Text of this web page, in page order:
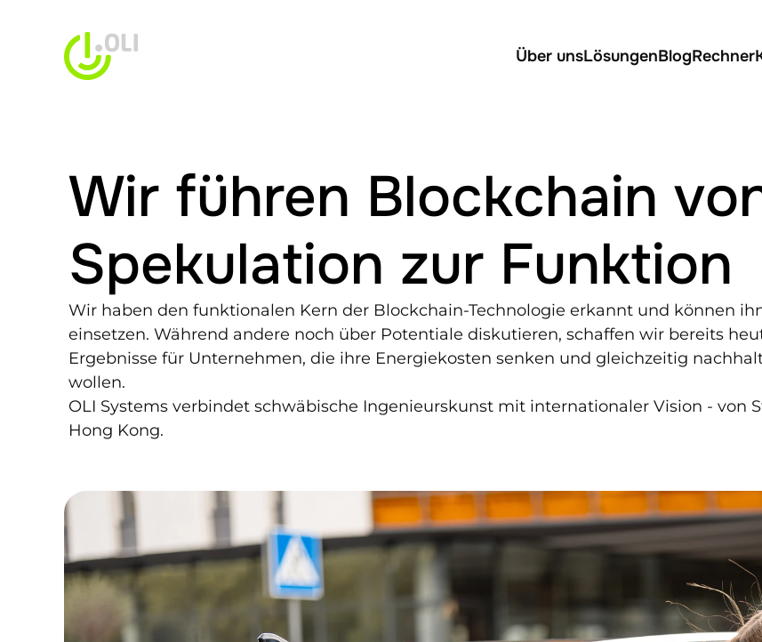
Über unsLösungenBlogRechner
Wir führen Blockchain
Spekulation zur Funktion
Wir haben den funktionalen Kern der Blockchain-Technologie erkannt und können
einsetzen. Während andere noch über Potentiale diskutieren, schaffen wir bereits
Ergebnisse für Unternehmen, die ihre Energiekosten senken und gleichzeitig
wollen.
OLI Systems verbindet schwäbische Ingenieurskunst mit internationaler Vision - von
Hong Kong.